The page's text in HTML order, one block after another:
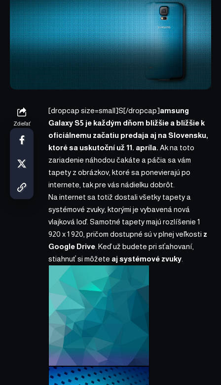
Zdieľať
[dropcap size=small]S[/dropcap]amsung
Galaxy S5 je každým dňom bližšie a bližšie k
oficiálnemu začatiu predaja aj na Slovensku,
ktoré sa uskutoční už 11. apríla. Ak na toto
zariadenie náhodou čakáte a páčia sa vám
tapety z obrázkov, ktoré sa ponevierajú po
internete, tak pre vás nádielku dobrôt.
Na internet sa totiž dostali všetky tapety a
systémové zvuky, ktorými je vybavená nová
vlajková loď. Samotné tapety majú rozlíšenie 1
920 x 1 920, pričom dostupné sú v plnej veľkosti z
Google Drive . Keď už budete pri sťahovaní,
stiahnuť si môžete aj systémové zvuky